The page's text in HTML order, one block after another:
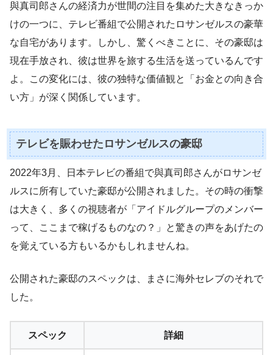
與真司郎さんの経済力が世間の注目を集めた大きなきっか
けの一つに、テレビ番組で公開されたロサンゼルスの豪華
な自宅があります。しかし、驚くべきことに、その豪邸は
現在手放され、彼は世界を旅する生活を送っているんです
よ。この変化には、彼の独特な価値観と「お金との向き合
い方」が深く関係しています。
テレビを賑わせたロサンゼルスの豪邸
2022年3月、日本テレビの番組で與真司郎さんがロサンゼ
ルスに所有していた豪邸が公開されました。その時の衝撃
は大きく、多くの視聴者が「アイドルグループのメンバー
って、ここまで稼げるものなの？」と驚きの声をあげたの
を覚えている方もいるかもしれませんね。
公開された豪邸のスペックは、まさに海外セレブのそれで
した。
スペック 詳細